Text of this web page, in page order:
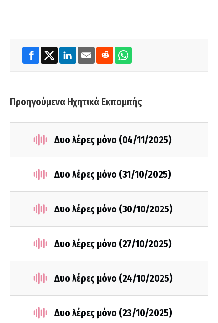
Προηγούμενα Ηχητικά Εκπομπής
Δυο λέρες μόνο (04/11/2025)
Δυο λέρες μόνο (31/10/2025)
Δυο λέρες μόνο (30/10/2025)
Δυο λέρες μόνο (27/10/2025)
Δυο λέρες μόνο (24/10/2025)
Δυο λέρες μόνο (23/10/2025)